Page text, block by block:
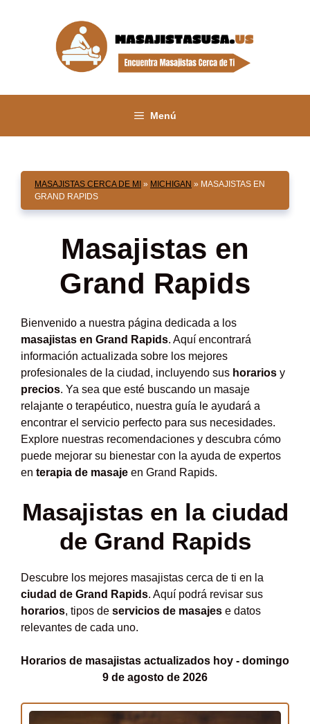
Menú
MASAJISTAS CERCA DE MI » MICHIGAN » MASAJISTAS EN
GRAND RAPIDS
Masajistas en
Grand Rapids
Bienvenido a nuestra página dedicada a los
masajistas en Grand Rapids. Aquí encontrará
información actualizada sobre los mejores
profesionales de la ciudad, incluyendo sus horarios y
precios. Ya sea que esté buscando un masaje
relajante o terapéutico, nuestra guía le ayudará a
encontrar el servicio perfecto para sus necesidades.
Explore nuestras recomendaciones y descubra cómo
puede mejorar su bienestar con la ayuda de expertos
en terapia de masaje en Grand Rapids.
Masajistas en la ciudad
de Grand Rapids
Descubre los mejores masajistas cerca de ti en la
ciudad de Grand Rapids. Aquí podrá revisar sus
horarios, tipos de servicios de masajes e datos
relevantes de cada uno.
Horarios de masajistas actualizados hoy - domingo
9 de agosto de 2026